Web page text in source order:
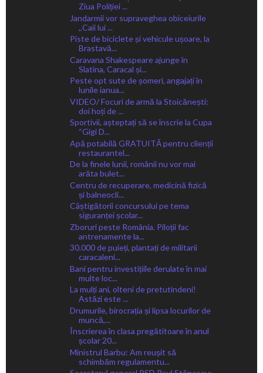
Ziua Poliției ...
Jandarmii vor supraveghea obiceiurile
,,Caii lui ...
Piste de biciclete și vehicule ușoare, la
Brastavă...
Caravana Shakespeare ajunge în
Slatina, Caracal și...
Peste opt sute de șomeri, angajați în
lunile ianua...
VIDEO/ Focuri de armă la Stoicănești:
doi hoți de ...
Sportivii, așteptați să se înscrie la Cupa
“Gigi D...
Apă potabilă GRATUITĂ pentru clienții
restaurantel...
De la finele lunii, românii nu vor mai
arăta bulet...
Centru de recuperare, medicină fizică
și balneocli...
Câștigătorii concursului pe tema
siguranței școlar...
Zboruri peste România. Piloții fac
antrenamente la...
30.000 de puieți, plantați de militarii
caracaleni...
Bani pentru investițiile derulate în mai
multe loc...
La mulți ani, olteni de pretutindeni!
Astăzi este ...
Drumurile, birocrația și lipsa locurilor de
muncă,...
Înscrierea în clasa pregătitoare în anul
școlar 20...
Ministrul Barbu: Am reușit să
schimbăm regulamentu...